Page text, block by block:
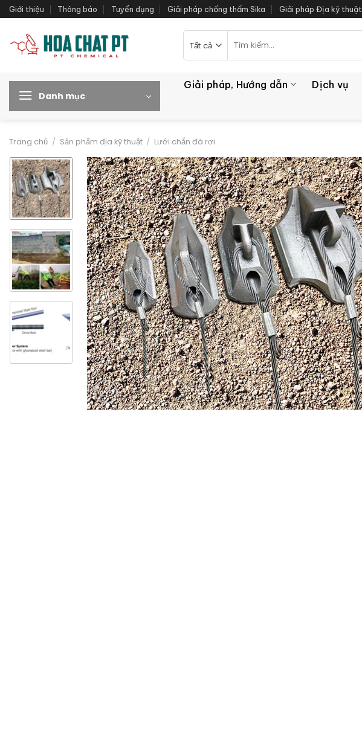
Bỏ
qua
dung
Giới thiệu Thông báo Tuyển dụng Giải pháp chống thấm Sika Giải pháp Địa kỹ thuật
kiếm:
Danh mục
Giải pháp, Hướng dẫn Dịch vụ
Trang chủ / Sản phẩm địa kỹ thuật / Lưới chắn đá rơi